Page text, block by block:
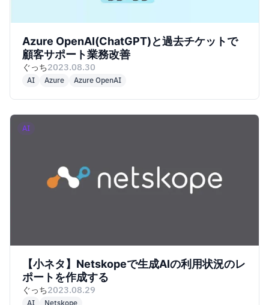
Azure OpenAI(ChatGPT)と過去チケットで
顧客サポート業務改善
ぐっち2023.08.30
AI Azure Azure OpenAI
AI
【小ネタ】Netskopeで生成AIの利用状況のレ
ポートを作成する
ぐっち2023.08.29